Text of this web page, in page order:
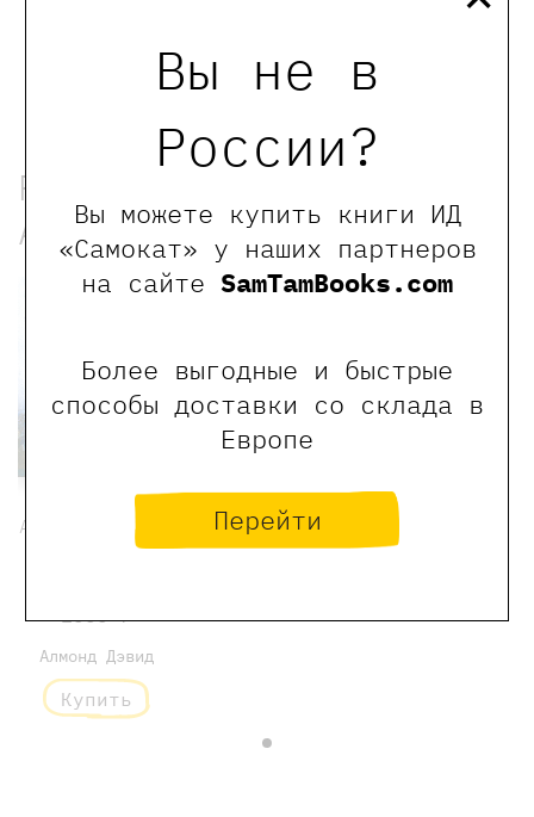
Вы не в
России?
Вы можете купить книги ИД
«Самокат» у наших партнеров
на сайте SamTamBooks.com
Более выгодные и быстрые
способы доставки со склада в
Европе
Перейти
Работы иллюстратора
Алеманьи Беатриче
Анни Ламсден,
девочка из
1000 ₽
Алмонд Дэвид
Купить